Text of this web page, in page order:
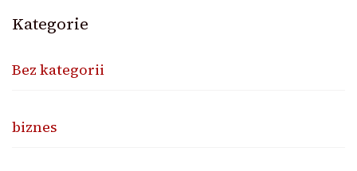
Kategorie
Bez kategorii
biznes